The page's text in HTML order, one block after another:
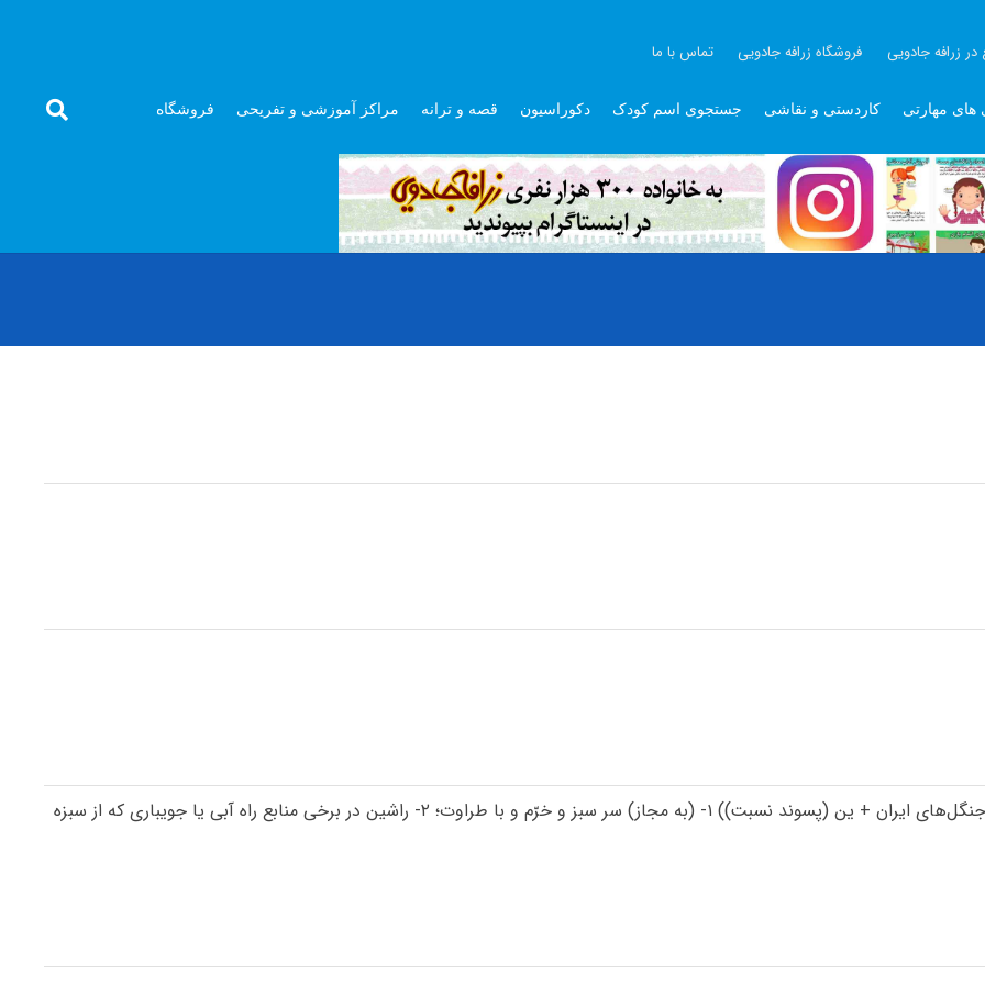
در زرافه جادویی فروشگاه زرافه جادویی تماس با ما
های مهارتی کاردستی و نقاشی جستجوی اسم کودک دکوراسیون قصه و ترانه مراکز آموزشی و تفریحی فروشگاه
راشین اسم دخترانه است، معنی راشین: (راش = نوعی درخت در جنگل‌های ایران + ین (پسوند نسبت)) ۱- (به مجاز) سر سبز و خرّم و با طراوت؛ ۲- راشین در برخی منابع راه آبی یا جویباری که از سبزه